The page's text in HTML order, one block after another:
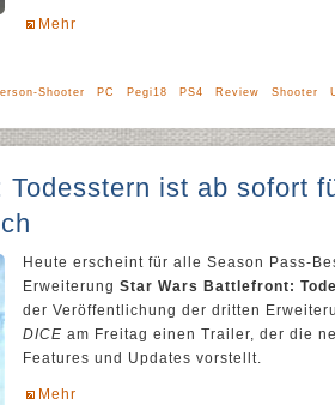
Mehr
Shooter PC Pegi18 PS4 Review Shooter
ist ab sofort
Heute erscheint für alle Season Pass-
Erweiterung Star Wars Battlefront:
der Veröffentlichung der dritten
DICE am Freitag einen Trailer, der die
Features und Updates vorstellt.
Mehr